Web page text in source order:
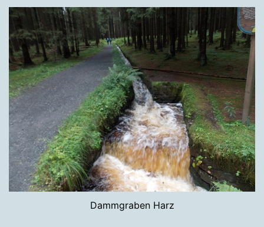
Dammgraben Harz